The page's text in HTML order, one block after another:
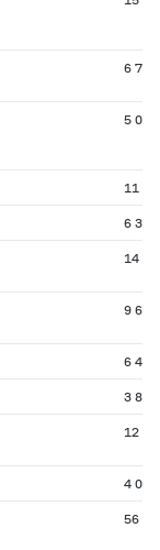
6 715
5 091
11
6 369
14
9 632
6 459
3 831
12
4 080
56